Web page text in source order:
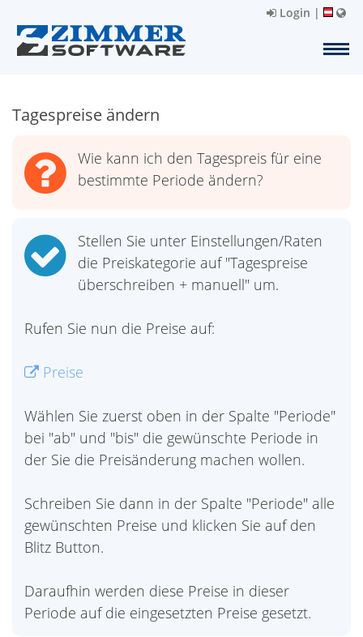
Login |
Tagespreise ändern
Wie kann ich den Tagespreis für eine
bestimmte Periode ändern?
Stellen Sie unter Einstellungen/Raten
die Preiskategorie auf "Tagespreise
überschreiben + manuell" um.
Rufen Sie nun die Preise auf:
Preise
Wählen Sie zuerst oben in der Spalte "Periode"
bei "ab" und "bis" die gewünschte Periode in
der Sie die Preisänderung machen wollen.
Schreiben Sie dann in der Spalte "Periode" alle
gewünschten Preise und klicken Sie auf den
Blitz Button.
Daraufhin werden diese Preise in dieser
Periode auf die eingesetzten Preise gesetzt.